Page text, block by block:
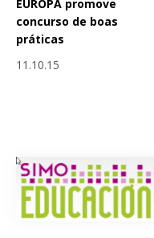
EUROPA promove
concurso de boas
práticas
11.10.15